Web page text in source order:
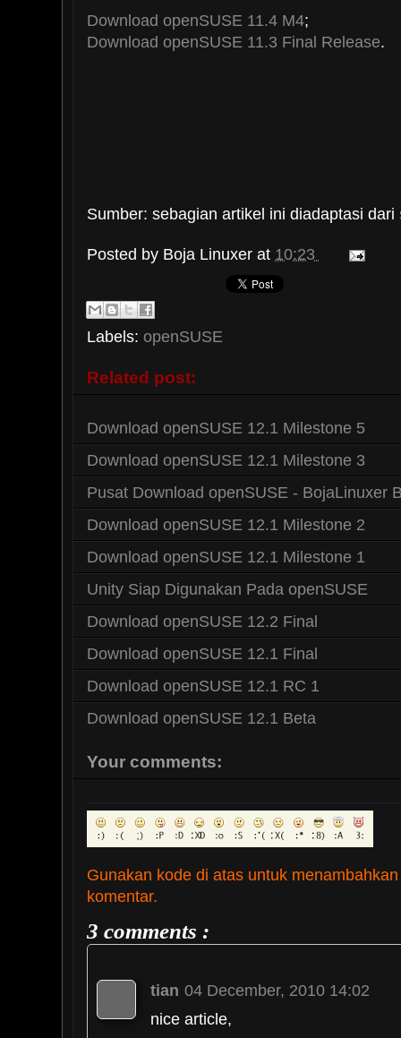
Download openSUSE 11.4 M4;
Download openSUSE 11.3 Final Release.
Sumber: sebagian artikel ini diadaptasi dari
Posted by Boja Linuxer at 10:23
Labels: openSUSE
Related post:
Download openSUSE 12.1 Milestone 5
Download openSUSE 12.1 Milestone 3
Pusat Download openSUSE - BojaLinuxer
Download openSUSE 12.1 Milestone 2
Download openSUSE 12.1 Milestone 1
Unity Siap Digunakan Pada openSUSE
Download openSUSE 12.2 Final
Download openSUSE 12.1 Final
Download openSUSE 12.1 RC 1
Download openSUSE 12.1 Beta
Your comments:
Gunakan kode di atas untuk
komentar.
3 comments :
tian 04 December, 2010 14:02
nice article,